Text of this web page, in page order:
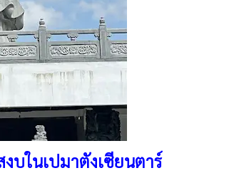
บในเปมาตังเซียนตาร์